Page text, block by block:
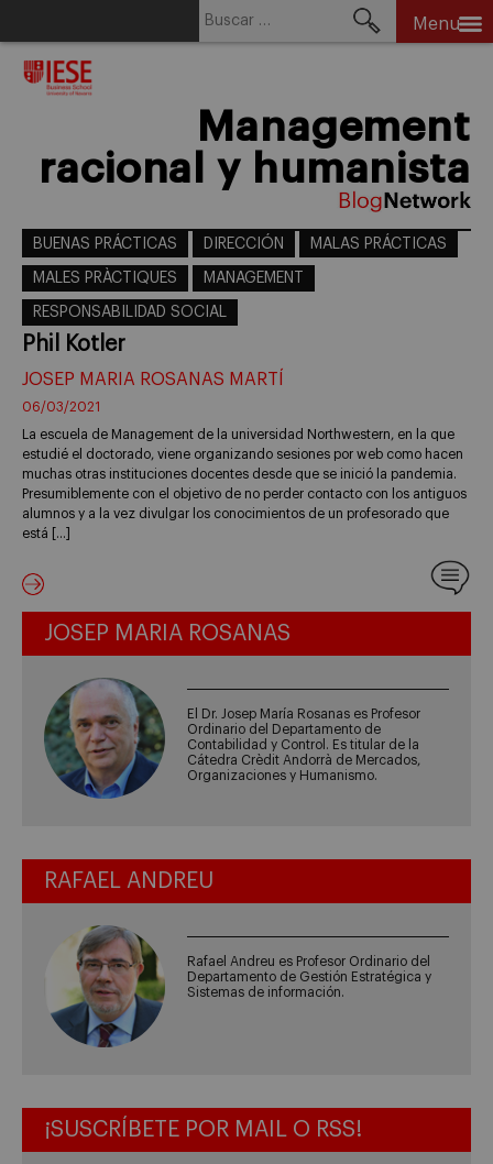
Menu
Management
racional y humanista
BUENAS PRÁCTICAS DIRECCIÓN MALAS PRÁCTICAS
MALES PRÀCTIQUES MANAGEMENT
RESPONSABILIDAD SOCIAL
Phil Kotler
JOSEP MARIA ROSANAS MARTÍ
06/03/2021
La escuela de Management de la universidad Northwestern, en la que
estudié el doctorado, viene organizando sesiones por web como hacen
muchas otras instituciones docentes desde que se inició la pandemia.
Presumiblemente con el objetivo de no perder contacto con los antiguos
alumnos y a la vez divulgar los conocimientos de un profesorado que
está […]
JOSEP MARIA ROSANAS
El Dr. Josep María Rosanas es Profesor
Ordinario del Departamento de
Contabilidad y Control. Es titular de la
Cátedra Crèdit Andorrà de Mercados,
Organizaciones y Humanismo.
RAFAEL ANDREU
Rafael Andreu es Profesor Ordinario del
Departamento de Gestión Estratégica y
Sistemas de información.
¡SUSCRÍBETE POR MAIL O RSS!